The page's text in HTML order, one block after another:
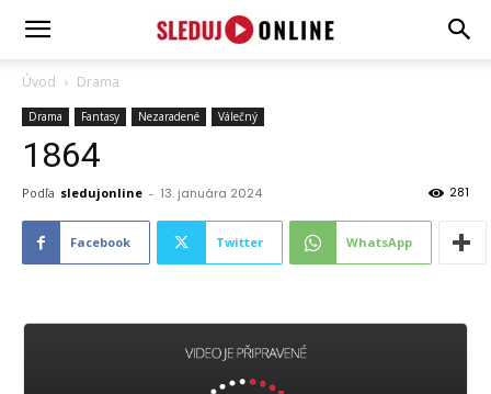
SledujOnline.sk
Úvod Drama
Drama Fantasy Nezaradené Válečný
1864
Podľa sledujonline - 13. januára 2024 281
Facebook Twitter WhatsApp